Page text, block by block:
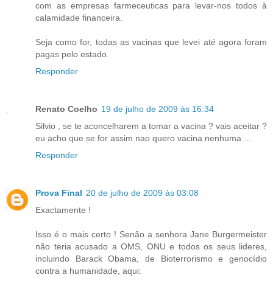
com as empresas farmeceuticas para levar-nos todos à
calamidade financeira.
Seja como for, todas as vacinas que levei até agora foram
pagas pelo estado.
Responder
Renato Coelho 19 de julho de 2009 às 16:34
Silvio , se te aconcelharem a tomar a vacina ? vais aceitar ?
eu acho que se for assim nao quero vacina nenhuma ...
Responder
Prova Final 20 de julho de 2009 às 03:08
Exactamente !
Isso é o mais certo ! Senão a senhora Jane Burgermeister
não teria acusado a OMS, ONU e todos os seus lideres,
incluindo Barack Obama, de Bioterrorismo e genocídio
contra a humanidade, aqui: